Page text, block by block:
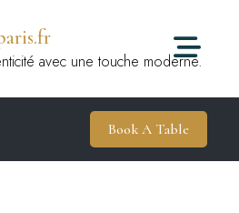
avec une touche moderne.
Book A Table